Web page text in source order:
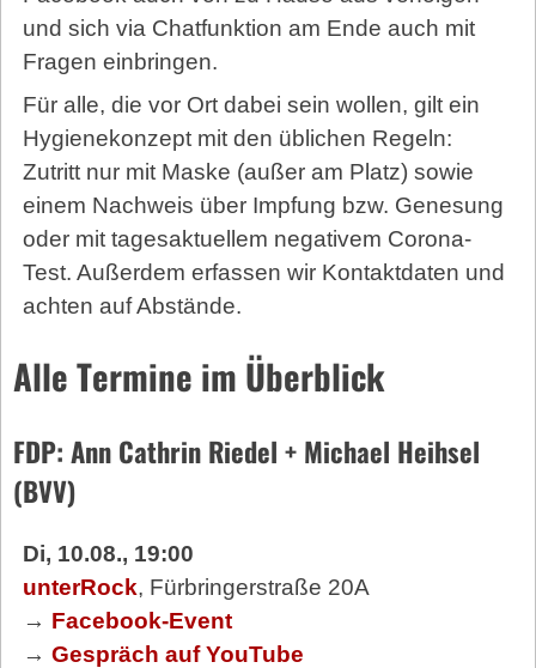
und sich via Chatfunktion am Ende auch mit
Fragen einbringen.
Für alle, die vor Ort dabei sein wollen, gilt ein
Hygienekonzept mit den üblichen Regeln:
Zutritt nur mit Maske (außer am Platz) sowie
einem Nachweis über Impfung bzw. Genesung
oder mit tages­aktuellem negativem Corona-
Test. Außerdem erfassen wir Kontaktdaten und
achten auf Abstände.
Alle Termine im Überblick
FDP: Ann Cathrin Riedel + Michael Heihsel
(BVV)
Di, 10.08., 19:00
unterRock, Fürbringerstraße 20A
→ Facebook-Event
→ Gespräch auf YouTube